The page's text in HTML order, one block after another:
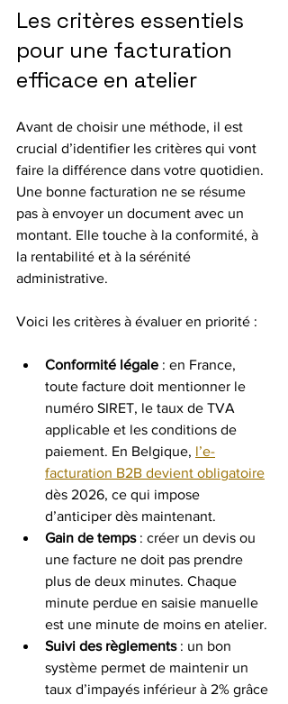
Les critères essentiels
pour une facturation
efficace en atelier
Avant de choisir une méthode, il est
crucial d’identifier les critères qui vont
faire la différence dans votre quotidien.
Une bonne facturation ne se résume
pas à envoyer un document avec un
montant. Elle touche à la conformité, à
la rentabilité et à la sérénité
administrative.
Voici les critères à évaluer en priorité :
Conformité légale : en France,
toute facture doit mentionner le
numéro SIRET, le taux de TVA
applicable et les conditions de
paiement. En Belgique, l’e-
facturation B2B devient obligatoire
dès 2026, ce qui impose
d’anticiper dès maintenant.
Gain de temps : créer un devis ou
une facture ne doit pas prendre
plus de deux minutes. Chaque
minute perdue en saisie manuelle
est une minute de moins en atelier.
Suivi des règlements : un bon
système permet de maintenir un
taux d’impayés inférieur à 2% grâce